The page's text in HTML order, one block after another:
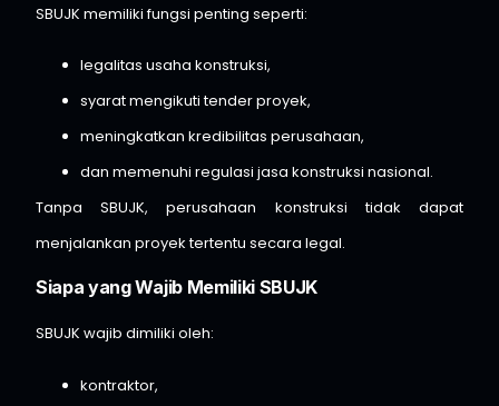
SBUJK memiliki fungsi penting seperti:
legalitas usaha konstruksi,
syarat mengikuti tender proyek,
meningkatkan kredibilitas perusahaan,
dan memenuhi regulasi jasa konstruksi nasional.
Tanpa SBUJK, perusahaan konstruksi tidak dapat
menjalankan proyek tertentu secara legal.
Siapa yang Wajib Memiliki SBUJK
SBUJK wajib dimiliki oleh:
kontraktor,